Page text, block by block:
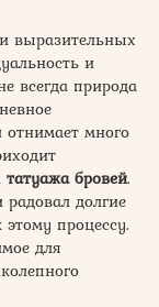
выразительных
и
всегда природа
отнимает много
татуажа бровей.
долгие
этому процессу.
для